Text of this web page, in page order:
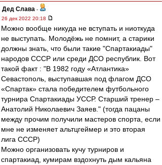
Дед Слава -
26 дек 2022 20:18
Можно вообще никуда не вступать и ниоткуда
не выступать. Молодёжь не помнит, а старики
должны знать, что были такие "Спартакиады"
народов СССР или среди ДСО республик. Вот
такой факт : "В 1982 году «Атлантика»
Севастополь, выступавшая под флагом ДСО
«Спартак» стала победителем футбольного
турнира Спартакиады УССР. Старший тренер –
Анатолий Николаевич Заяев." (тогда пацаны
между прочим получили мастеров спорта, если
мне не изменяет альтцгеймер и это вторая
лига СССР)
Можно организовать кучу турниров и
спартакиад, кумирам вздохнуть дым кальяна